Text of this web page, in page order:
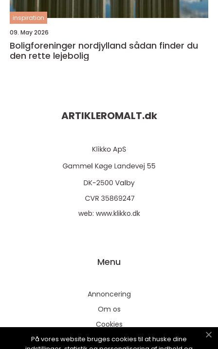
inspiration
09. May 2026
Boligforeninger nordjylland sådan finder du
den rette lejebolig
ARTIKLEROMALT.dk
web: www.klikko.dk
Menu
Annoncering
Om os
Cookies
Kontakt os
På vores website bruges cookies til at huske dine